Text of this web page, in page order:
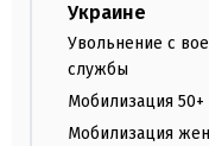
Украине
Увольнение с
службы
Мобилизация 50+
Мобилизация